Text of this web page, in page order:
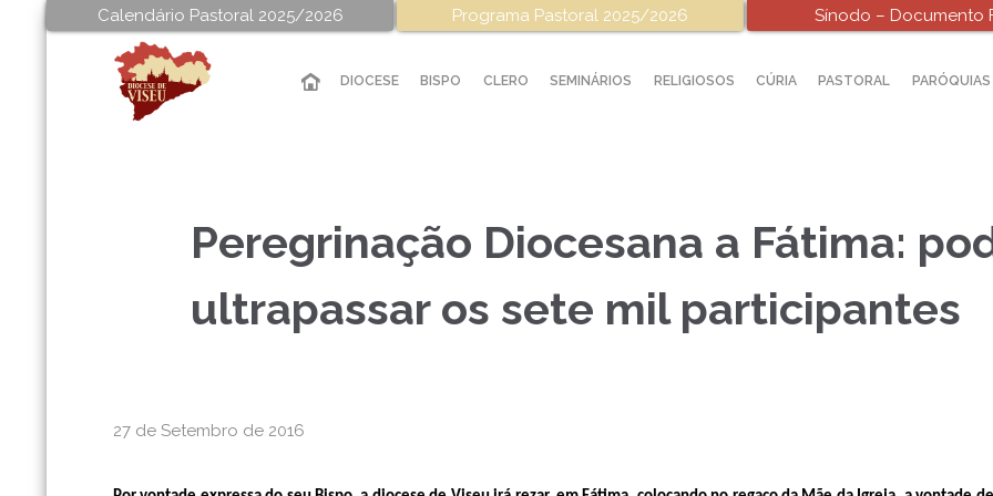
Calendário Pastoral 2025/2026 Programa Pastoral 2025/2026 Sínodo – Documento
DIOCESE BISPO CLERO SEMINÁRIOS RELIGIOSOS CÚRIA PASTORAL PARÓQUIAS
Peregrinação Diocesana a Fátima:
ultrapassar os sete mil participantes
27 de Setembro de 2016